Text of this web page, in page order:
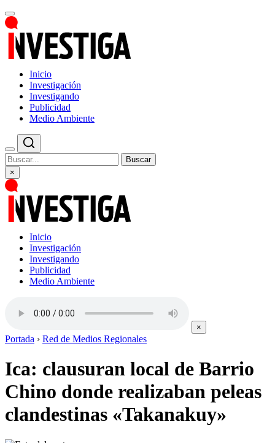
Inicio
Investigación
Investigando
Publicidad
Medio Ambiente
Buscar
×
Inicio
Investigación
Investigando
Publicidad
Medio Ambiente
×
Portada › Red de Medios Regionales
Ica: clausuran local de Barrio
Chino donde realizaban peleas
clandestinas «Takanakuy»